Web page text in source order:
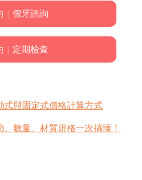
｜假牙諮詢
｜定期檢查
式與固定式價格計算方式
數量、材質規格一次搞懂！